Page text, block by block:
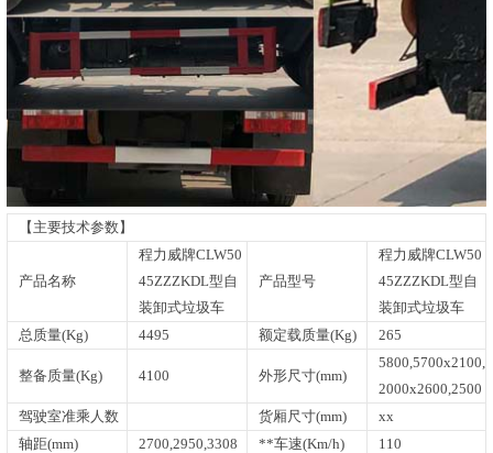
【主要技术参数】
产品名称
程力威牌CLW50
45ZZZKDL型自
装卸式垃圾车
产品型号
程力威牌CLW50
45ZZZKDL型自
装卸式垃圾车
总质量(Kg)
4495 额定载质量(Kg) 265
整备质量(Kg) 4100 外形尺寸(mm)
5800,5700x2100,
2000x2600,2500
驾驶室准乘人数
货厢尺寸(mm)
xx
轴距(mm)
2700,2950,3308 **车速(Km/h) 110